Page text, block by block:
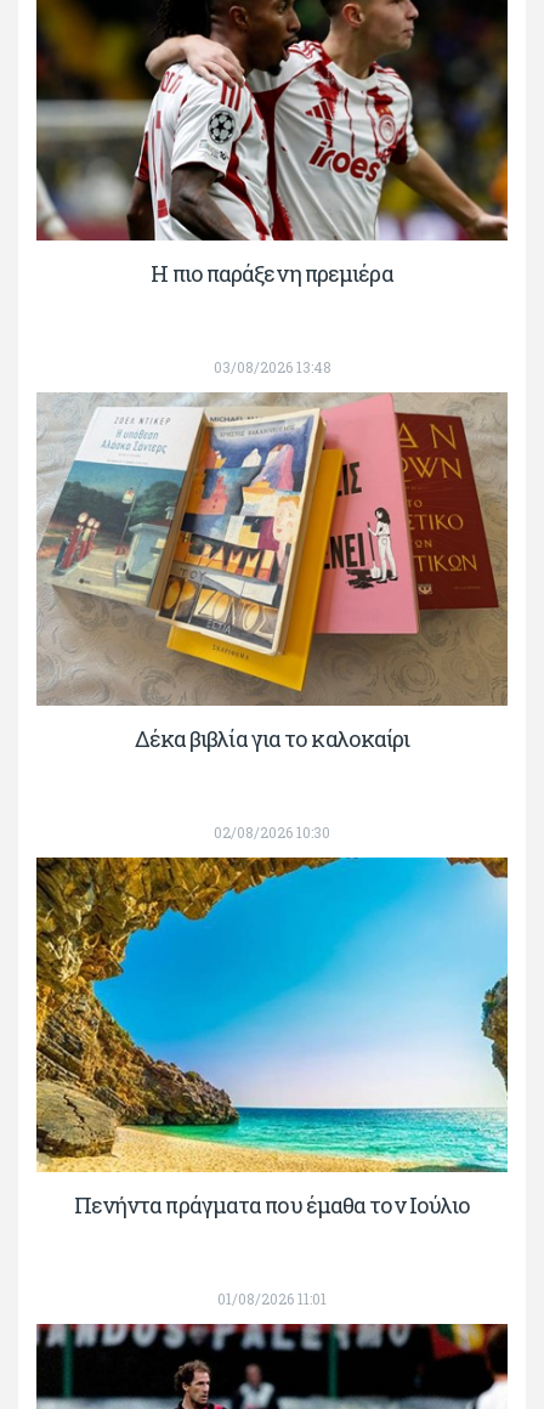
H πιο παράξενη πρεμιέρα
03/08/2026 13:48
Δέκα βιβλία για το καλοκαίρι
02/08/2026 10:30
Πενήντα πράγματα που έμαθα τον Ιούλιο
01/08/2026 11:01